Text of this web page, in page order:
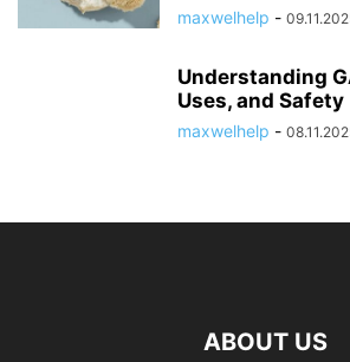
maxwelhelp -
Understanding
Uses, and Safety
maxwelhelp -
ABOUT US